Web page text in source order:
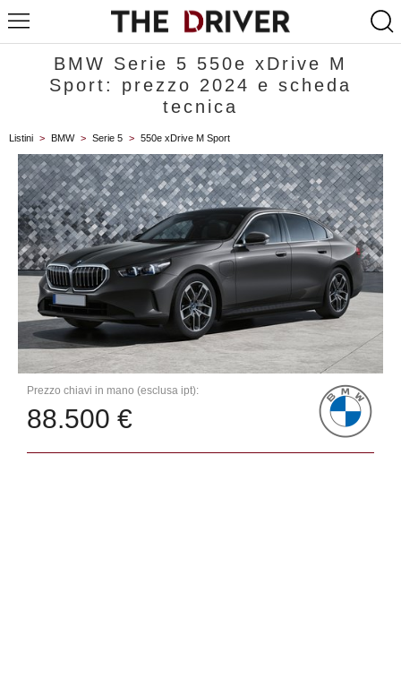
BMW Serie 5 550e xDrive M
Sport: prezzo 2024 e scheda
tecnica
Listini > BMW > Serie 5 > 550e xDrive M Sport
Prezzo chiavi in mano (esclusa ipt):
88.500 €